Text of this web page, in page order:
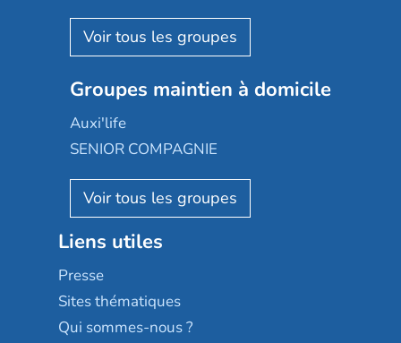
Aquarelia
Nexity edenea
Les jardins d'Arcadie
Occitalia
Appartseniors
Reseda
Stella management
Les villages d'or
Sérénys
Résidences services Villa Médicis
Korian
Emera
Groupe SOS
Le Noble Âge
Almage
Résidalya
Groupe aplus
Groupes maintien à domicile
Auxi'life
SENIOR COMPAGNIE
AGE D'OR Services
Liens utiles
Presse
Sites thématiques
Qui sommes-nous ?